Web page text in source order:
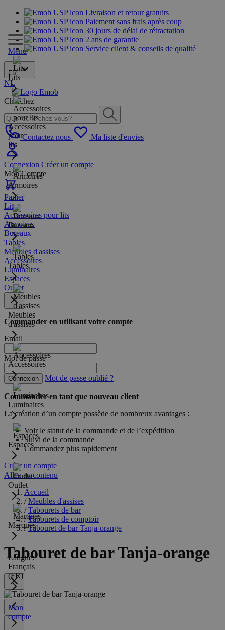
Livraison et retour gratuits
Paiement sans frais après coup
30 jours de délai de rétractation
2 ans de garantie
Service client & conseils de qualité
FR
NL
Cherchez
Contactez nous Ma liste d'envies
Connexion Créer un compte
Mon Compte
Panier
Menu
Lits
Accessoires
pour
lits
Armoires
Bureaux
Tables
Meubles
d'assises
Accessoires
Luminaires
Espaces
Outlet
Marques
Langue:
Français
(FR)
Mon
compte
Lits
Accessoires pour lits
Armoires
Bureaux
Tables
Meubles d'assises
Accessoires
Luminaires
Espaces
Outlet
Commander en utilisant votre compte
Email
Mot de passe
Connexion Mot de passe oublié ?
Commander en tant que nouveau client
La création d’un compte possède de nombreux avantages :
Voir le statut de la commande et de l’expédition
Suivi de la commande
Commandez plus rapidement
Créer un compte
Allez au contenu
Accueil
/ Meubles d'assises
/ Tabourets de bar
/ Tabourets de comptoir
/ Tabouret de bar Tanja-orange
Tabouret de bar Tanja-orange